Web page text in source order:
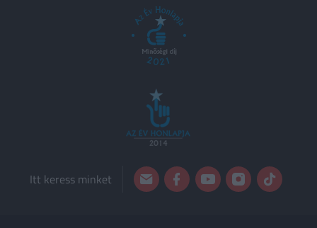
Itt keress minket